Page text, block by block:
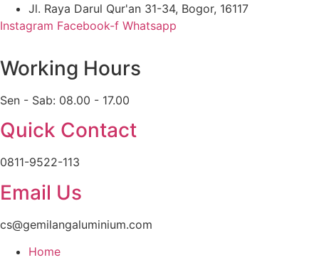
Skip
to
Jl. Raya Darul Qur'an 31-34, Bogor, 16117
Instagram Facebook-f Whatsapp
Working Hours
Sen - Sab: 08.00 - 17.00
Quick Contact
0811-9522-113
Email Us
cs@gemilangaluminium.com
Home